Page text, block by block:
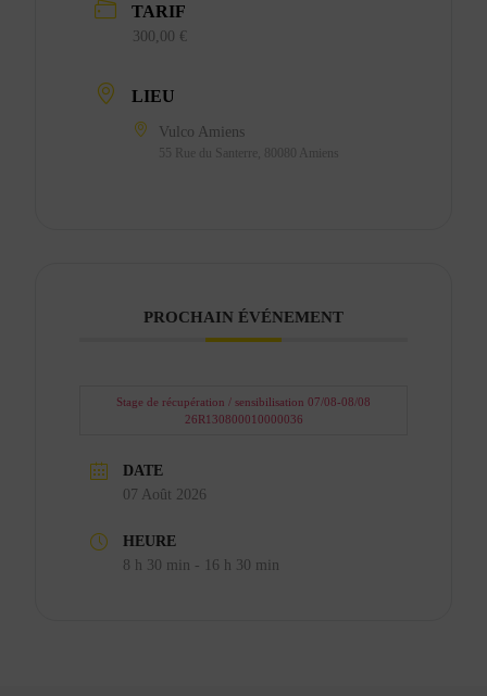
TARIF
300,00 €
LIEU
Vulco Amiens
55 Rue du Santerre, 80080 Amiens
PROCHAIN ÉVÉNEMENT
Stage de récupération / sensibilisation 07/08-08/08
26R130800010000036
DATE
07 Août 2026
HEURE
8 h 30 min - 16 h 30 min